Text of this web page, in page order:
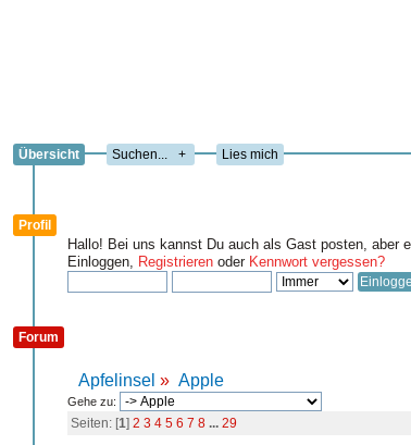
Übersicht + Lies mich
Profil
Hallo! Bei uns kannst Du auch als Gast posten, aber
Einloggen, Registrieren oder Kennwort vergessen?
Forum
Apfelinsel » Apple
Gehe zu:
Seiten: [1] 2 3 4 5 6 7 8 ... 29